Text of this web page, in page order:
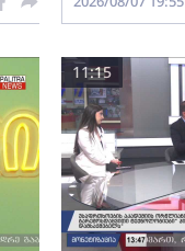
11:15